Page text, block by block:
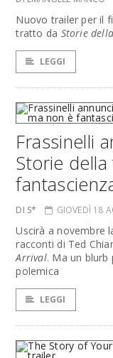
Nuovo trailer per il
tratto da Storie
LEGGI
Frassinelli
Storie
DI S* GIOVEDÌ 18
Uscirà a novembre
racconti di Ted
Arrival. Ma un blurb
polemica
LEGGI